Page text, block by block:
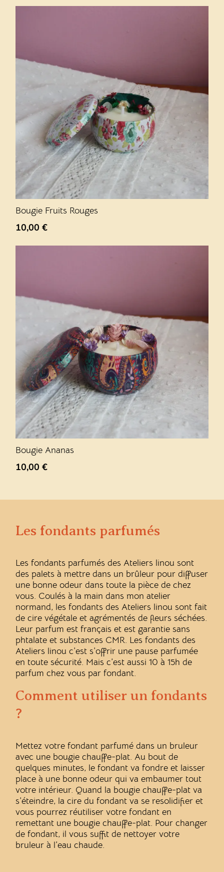
Bougie Fruits Rouges
10,00€
Bougie Ananas
10,00€
Les fondants parfumés
Les fondants parfumés des Ateliers linou sont
des palets à mettre dans un brûleur pour diffuser
une bonne odeur dans toute la pièce de chez
vous. Coulés à la main dans mon atelier
normand, les fondants des Ateliers linou sont fait
de cire végétale et agrémentés de fleurs séchées.
Leur parfum est français et est garantie sans
phtalate et substances CMR. Les fondants des
Ateliers linou c’est s’offrir une pause parfumée
en toute sécurité. Mais c’est aussi 10 à 15h de
parfum chez vous par fondant.
Comment utiliser un fondants
?
Mettez votre fondant parfumé dans un bruleur
avec une bougie chauffe-plat. Au bout de
quelques minutes, le fondant va fondre et laisser
place à une bonne odeur qui va embaumer tout
votre intérieur. Quand la bougie chauffe-plat va
s’éteindre, la cire du fondant va se resolidifier et
vous pourrez réutiliser votre fondant en
remettant une bougie chauffe-plat. Pour changer
de fondant, il vous suffit de nettoyer votre
bruleur à l’eau chaude.